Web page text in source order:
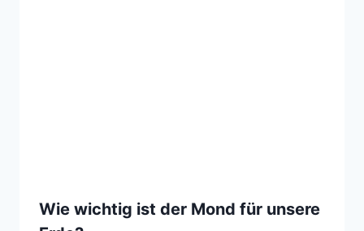
Wie wichtig ist der Mond für unsere